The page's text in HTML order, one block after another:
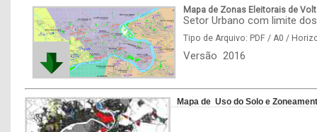
Mapa de Zonas Eleitorais de
Setor Urbano com limite
Tipo de Arquivo: PDF / A0 /
Versão 2016
Mapa de Uso do Solo e